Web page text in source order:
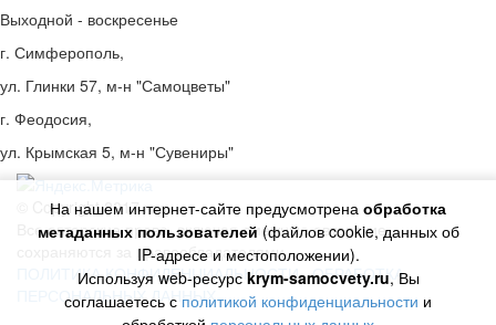
На нашем интернет-сайте предусмотрена обработка
метаданных пользователей (файлов cookie, данных об
IP-адресе и местоположении).
Используя web-ресурс krym-samocvety.ru, Вы
соглашаетесь с политикой конфиденциальности и
Выходной - воскресенье
г. Симферополь,
ул. Глинки 57, м-н "Самоцветы"
г. Феодосия,
ул. Крымская 5, м-н "Сувениры"
© Copyright 2017 год.
Все авторские права, включая смежные авторские,
сохраняются за правообладателями
ПОЛИТИКА КОНФИДЕНЦИАЛЬНОСТИ ОБРАБОТКА
ПЕРСОНАЛЬНЫХ ДАННЫХ